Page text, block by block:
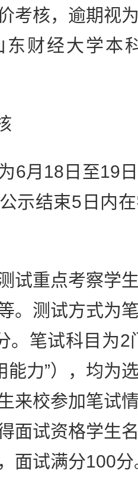
考核，逾期视
东财经大学本
月18日至19日
示结束5日内
重点考察学生
。测试方式为
。笔试科目为2
能力”），均为
来校参加笔试
面试资格学生
面试满分100分